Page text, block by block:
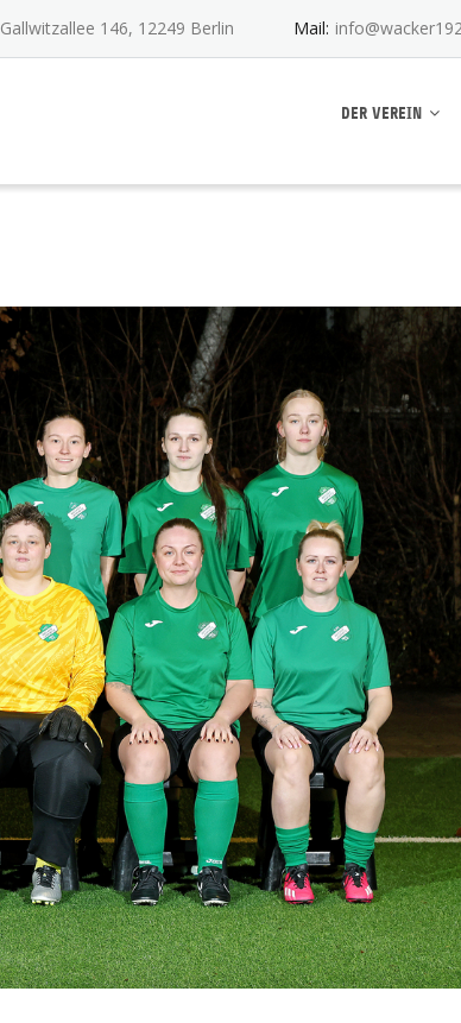
Gallwitzallee 146, 12249 Berlin Mail:
DER VEREIN